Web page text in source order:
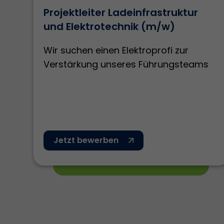
Projektleiter Ladeinfrastruktur
und Elektrotechnik (m/w)
Wir suchen einen Elektroprofi zur
Verstärkung unseres Führungsteams
Jetzt bewerben